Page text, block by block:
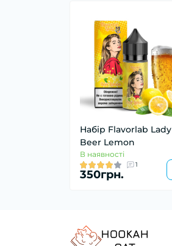
Набір Flavorlab Lady
Beer Lemon
В наявності
1
350грн.